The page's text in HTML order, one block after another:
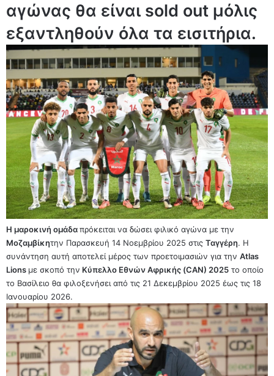
αγώνας θα είναι sold out μόλις
εξαντληθούν όλα τα εισιτήρια.
Η μαροκινή ομάδαπρόκειται να δώσει φιλικό αγώνα με την
Μοζαμβίκητην Παρασκευή 14 Νοεμβρίου 2025 στις Ταγγέρη. Η
συνάντηση αυτή αποτελεί μέρος των προετοιμασιών για την Atlas
Lions με σκοπό την Κύπελλο Εθνών Αφρικής (CAN) 2025 το οποίο
το Βασίλειο θα φιλοξενήσει από τις 21 Δεκεμβρίου 2025 έως τις 18
Ιανουαρίου 2026.